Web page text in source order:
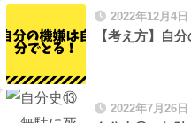
2022年12月4日
【考え方】自
2022年7月26日